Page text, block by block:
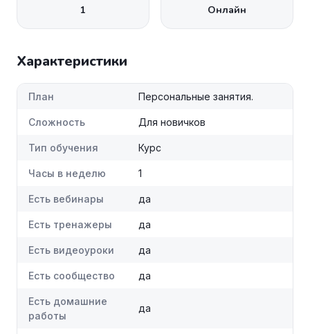
1 Онлайн
Характеристики
План Персональные занятия.
Сложность Для новичков
Тип обучения Курс
Часы в неделю 1
Есть вебинары да
Есть тренажеры да
Есть видеоуроки да
Есть сообщество да
Есть домашние
работы
да